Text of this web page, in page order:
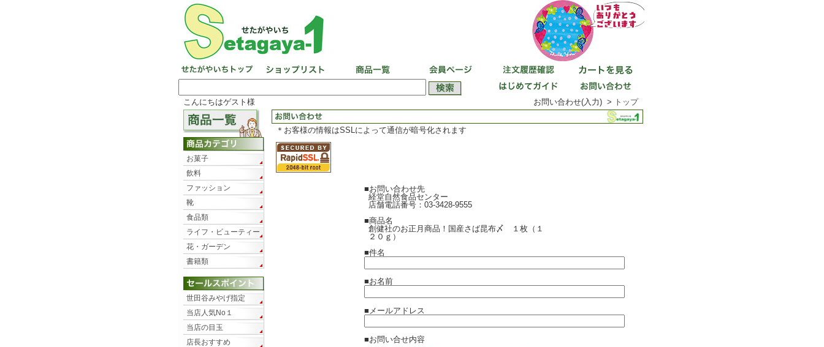
こんにちはゲスト様 お問い合わせ(入力) > トップ
＊お客様の情報はSSLによって通信が暗号化されます
■お問い合わせ先
経堂自然食品センター
店舗電話番号：03-3428-9555
■商品名
創健社のお正月商品！国産さば昆布〆 １枚（１
２０ｇ）
■件名
■お名前
■メールアドレス
■お問い合せ内容
お菓子
飲料
ファッション
靴
食品類
ライフ・ビューティー
花・ガーデン
書籍類
世田谷みやげ指定
当店人気No１
当店の目玉
店長おすすめ